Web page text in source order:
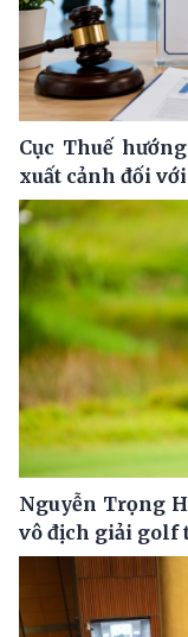
Cục Thuế
xuất cảnh đối
Nguyễn Trọng
vô địch giải golf